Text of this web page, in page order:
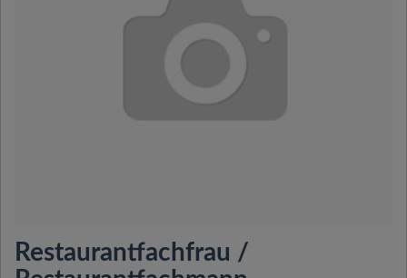
Restaurantfachfrau /